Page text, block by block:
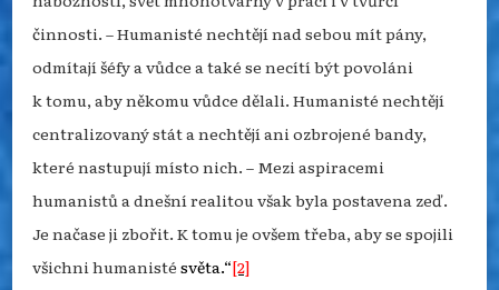
činnosti. –Humanisté nechtějí nad sebou mít pány,
odmítají šéfy a vůdce a také se necítí být povoláni
k tomu, aby někomu vůdce dělali. Humanisté nechtějí
centralizovaný stát a nechtějí ani ozbrojené bandy,
které nastupují místo nich. – Mezi aspiracemi
humanistů a dnešní realitou však byla postavena zeď.
Je načase ji zbořit. K tomu je ovšem třeba, aby se spojili
všichni humanisté světa.“[2]